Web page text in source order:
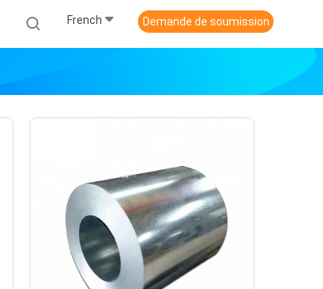
French Demande de soumission